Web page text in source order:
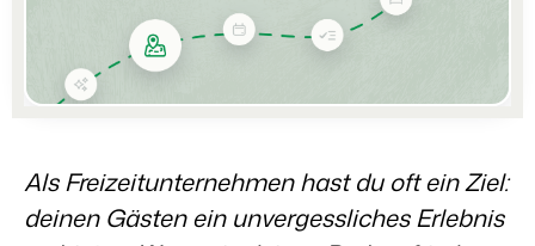
Triff Entscheidungen, die sich auf Zahlen und Fakten beruhen.
Eigentümerverwaltung
Zeige dich gegenüber Fewo- Eigentümern transparent.
Bist du bereit für den nächsten Schritt?
Hotelzimmer, Appartements, B&Bs und Pensionen.
Vermietungsagenturen
Exklusive Vermietung und Reseller.
Immobilien und Neubauprojekte.
Lerne uns auf verschiedenen Veranstaltungen kennen.
Kundenstories
Das sagen unsere Nutzer.
Kontakt
Customer Success
Als Freizeitunternehmen hast du oft ein Ziel:
deinen Gästen ein unvergessliches Erlebnis